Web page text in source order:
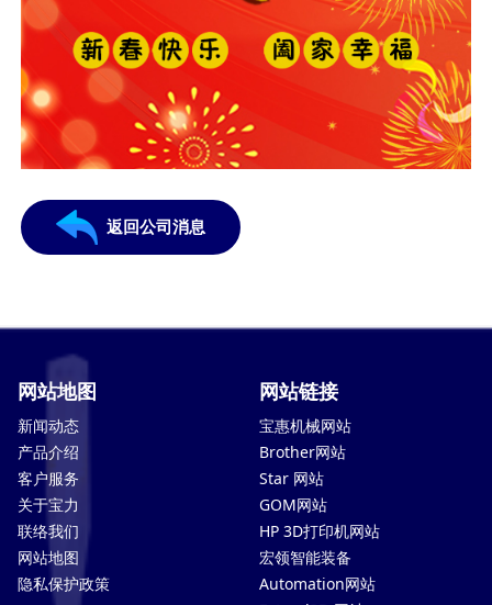
返回公司消息
网站地图
新闻动态
产品介绍
客户服务
关于宝力
联络我们
网站地图
隐私保护政策
网站链接
宝惠机械网站
Brother网站
Star 网站
GOM网站
HP 3D打印机网站
宏领智能装备
Automation网站